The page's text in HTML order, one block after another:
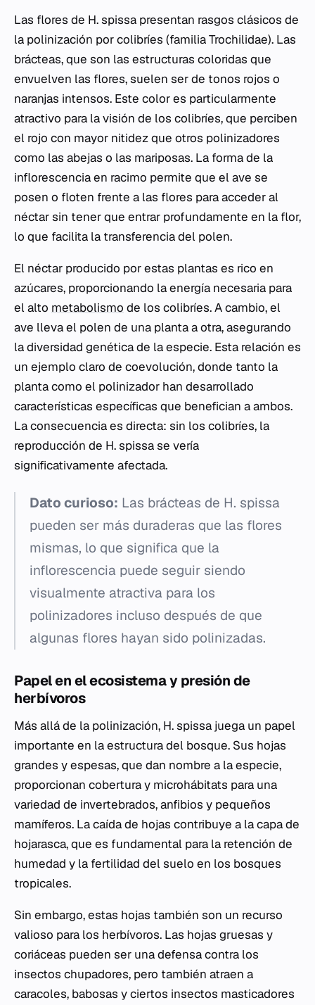
Las flores de H. spissa presentan rasgos clásicos de
la polinización por colibríes (familia Trochilidae). Las
brácteas, que son las estructuras coloridas que
envuelven las flores, suelen ser de tonos rojos o
naranjas intensos. Este color es particularmente
atractivo para la visión de los colibríes, que perciben
el rojo con mayor nitidez que otros polinizadores
como las abejas o las mariposas. La forma de la
inflorescencia en racimo permite que el ave se
posen o floten frente a las flores para acceder al
néctar sin tener que entrar profundamente en la flor,
lo que facilita la transferencia del polen.
El néctar producido por estas plantas es rico en
azúcares, proporcionando la energía necesaria para
el alto metabolismo de los colibríes. A cambio, el
ave lleva el polen de una planta a otra, asegurando
la diversidad genética de la especie. Esta relación es
un ejemplo claro de coevolución, donde tanto la
planta como el polinizador han desarrollado
características específicas que benefician a ambos.
La consecuencia es directa: sin los colibríes, la
reproducción de H. spissase vería
significativamente afectada.
Dato curioso: Las brácteas de H. spissa
pueden ser más duraderas que las flores
mismas, lo que significa que la
inflorescencia puede seguir siendo
visualmente atractiva para los
polinizadores incluso después de que
algunas flores hayan sido polinizadas.
Papel en el ecosistema y presión de
herbívoros
Más allá de la polinización, H. spissa juega un papel
importante en la estructura del bosque. Sus hojas
grandes y espesas, que dan nombre a la especie,
proporcionan cobertura y microhábitats para una
variedad de invertebrados, anfibios y pequeños
mamíferos. La caída de hojas contribuye a la capa de
hojarasca, que es fundamental para la retención de
humedad y la fertilidad del suelo en los bosques
tropicales.
Sin embargo, estas hojas también son un recurso
valioso para los herbívoros. Las hojas gruesas y
coriáceas pueden ser una defensa contra los
insectos chupadores, pero también atraen a
caracoles, babosas y ciertos insectos masticadores